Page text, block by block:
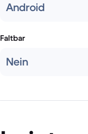
Android
Faltbar
Nein